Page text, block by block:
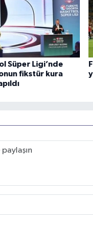
Süper Ligi’nde
fikstür kura